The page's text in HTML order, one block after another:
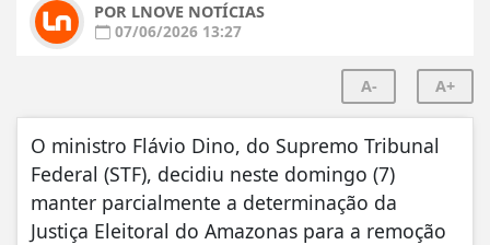
POR LNOVE NOTÍCIAS
07/06/2026 13:27
A- A+
O ministro Flávio Dino, do Supremo Tribunal
Federal (STF), decidiu neste domingo (7)
manter parcialmente a determinação da
Justiça Eleitoral do Amazonas para a remoção